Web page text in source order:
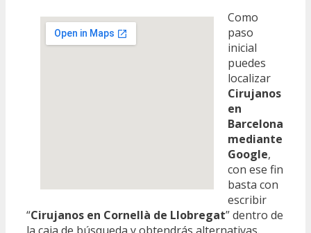
Como
paso
inicial
puedes
localizar
Cirujanos
en
Barcelona
mediante
Google,
con ese fin
basta con
escribir
“Cirujanos en Cornellà de Llobregat” dentro de